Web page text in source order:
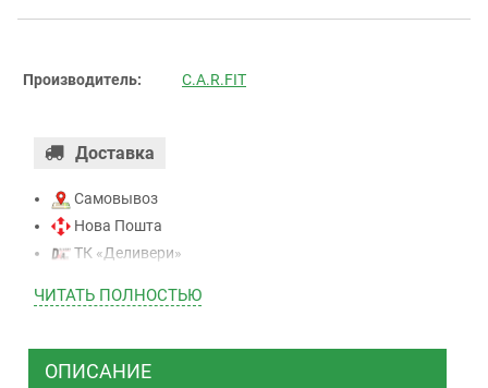
Производитель: C.A.R.FIT
Доставка
Самовывоз
Нова Пошта
ТК «Деливери»
ТК “Justin”
ТК ”УкрПочта”
ЧИТАТЬ ПОЛНОСТЬЮ
ОПИСАНИЕ